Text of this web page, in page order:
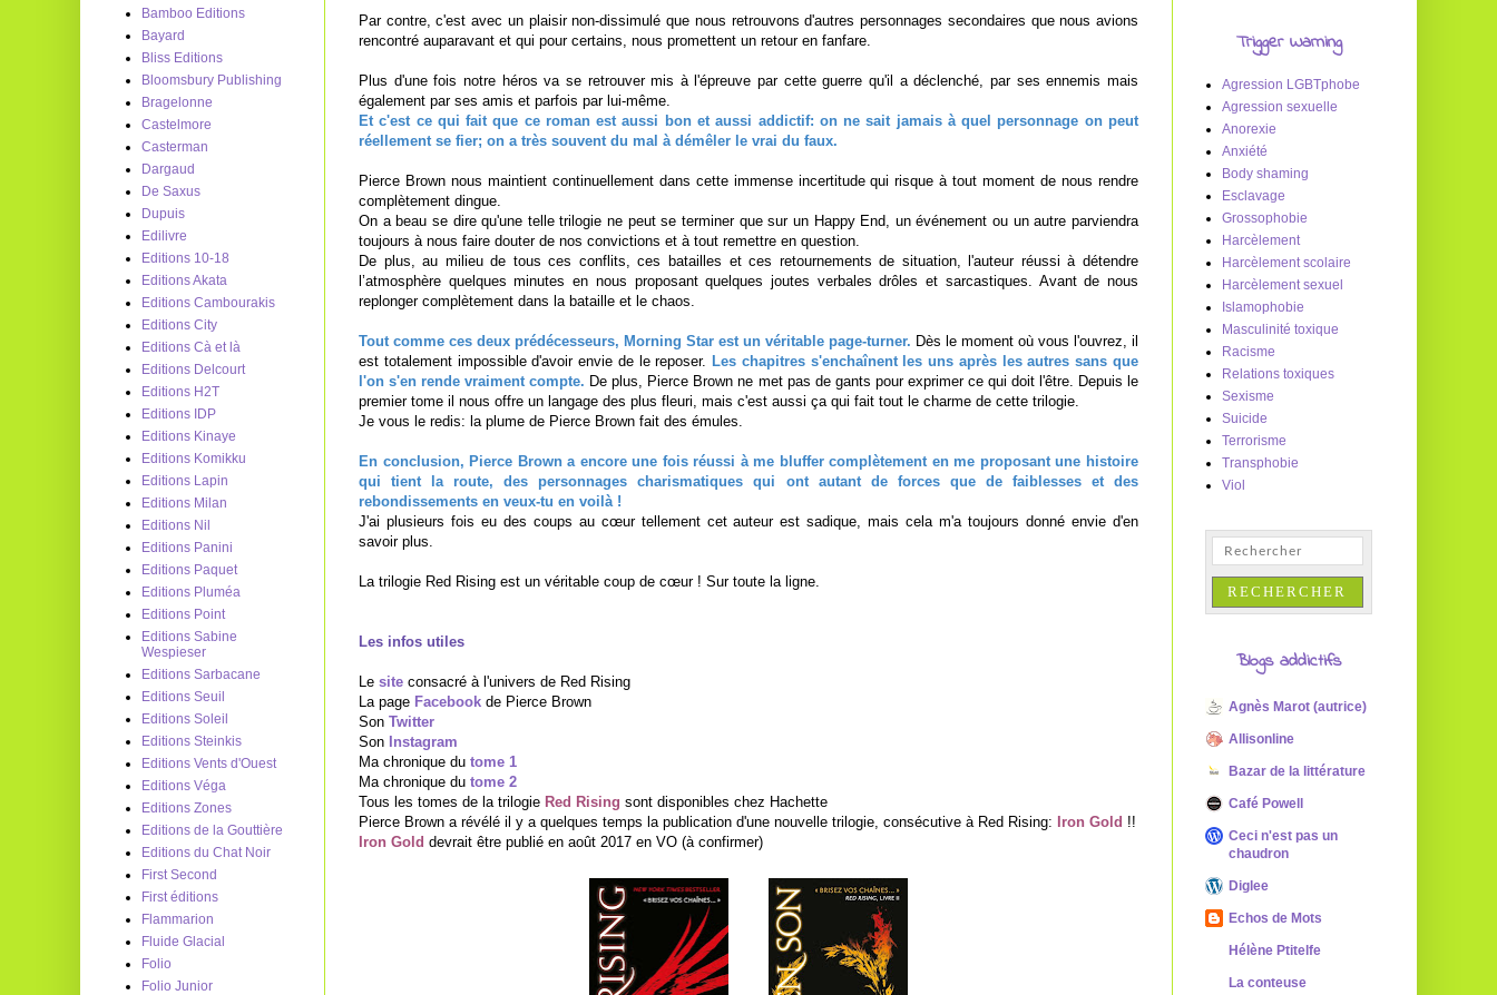
Par contre, c'est avec un plaisir non-dissimulé que nous retrouvons d'autres personnages secondaires que nous avions
rencontré auparavant et qui pour certains, nous promettent un retour en fanfare.
Plus d'une fois notre héros va se retrouver mis à l'épreuve par cette guerre qu'il a déclenché, par ses ennemis mais
également par ses amis et parfois par lui-même.
Et c'est ce qui fait que ce roman est aussi bon et aussi addictif: on ne sait jamais à quel personnage on peut
réellement se fier; on a très souvent du mal à démêler le vrai du faux.
Pierce Brown nous maintient continuellement dans cette immense incertitude qui risque à tout moment de nous rendre
complètement dingue.
On a beau se dire qu'une telle trilogie ne peut se terminer que sur un Happy End, un événement ou un autre parviendra
toujours à nous faire douter de nos convictions et à tout remettre en question.
De plus, au milieu de tous ces conflits, ces batailles et ces retournements de situation, l'auteur réussi à détendre
l’atmosphère quelques minutes en nous proposant quelques joutes verbales drôles et sarcastiques. Avant de nous
replonger complètement dans la bataille et le chaos.
Tout comme ces deux prédécesseurs, Morning Star est un véritable page-turner. Dès le moment où vous l'ouvrez, il
est totalement impossible d'avoir envie de le reposer.Les chapitres s'enchaînent les uns après les autres sans que
l'on s'en rende vraiment compte. De plus, Pierce Brown ne met pas de gants pour exprimer ce qui doit l'être. Depuis le
premier tome il nous offre un langage des plus fleuri, mais c'est aussi ça qui fait tout le charme de cette trilogie.
Je vous le redis: la plume de Pierce Brown fait des émules.
En conclusion, Pierce Brown a encore une fois réussi à me bluffer complètement en me proposant une histoire
qui tient la route, des personnages charismatiques qui ont autant de forces que de faiblesses et des
rebondissements en veux-tu en voilà !
J'ai plusieurs fois eu des coups au cœur tellement cet auteur est sadique, mais cela m'a toujours donné envie d'en
savoir plus.
La trilogie Red Rising est un véritable coup de cœur ! Sur toute la ligne.
Les infos utiles
Le site consacré à l'univers de Red Rising
La page Facebook de Pierce Brown
Son Twitter
Son Instagram
Ma chronique du tome 1
Ma chronique du tome 2
Tous les tomes de la trilogie Red Rising sont disponibles chez Hachette
Pierce Brown a révélé il y a quelques temps la publication d'une nouvelle trilogie, consécutive à Red Rising: Iron Gold !!
Iron Gold devrait être publié en août 2017 en VO (à confirmer)
Bamboo Editions
Bayard
Bliss Editions
Bloomsbury Publishing
Bragelonne
Castelmore
Casterman
Dargaud
De Saxus
Dupuis
Edilivre
Editions 10-18
Editions Akata
Editions Cambourakis
Editions City
Editions Cà et là
Editions Delcourt
Editions H2T
Editions IDP
Editions Kinaye
Editions Komikku
Editions Lapin
Editions Milan
Editions Nil
Editions Panini
Editions Paquet
Editions Pluméa
Editions Point
Editions Sabine
Wespieser
Editions Sarbacane
Editions Seuil
Editions Soleil
Editions Steinkis
Editions Vents d'Ouest
Editions Véga
Editions Zones
Editions de la Gouttière
Editions du Chat Noir
First Second
First éditions
Flammarion
Fluide Glacial
Folio
Folio Junior
Trigger Warning
Agression LGBTphobe
Agression sexuelle
Anorexie
Anxiété
Body shaming
Esclavage
Grossophobie
Harcèlement
Harcèlement scolaire
Harcèlement sexuel
Islamophobie
Masculinité toxique
Racisme
Relations toxiques
Sexisme
Suicide
Terrorisme
Transphobie
Viol
Blogs addictifs
Agnès Marot (autrice)
Allisonline
Bazar de la littérature
Café Powell
Ceci n'est pas un
chaudron
Diglee
Echos de Mots
Hélène Ptitelfe
La conteuse